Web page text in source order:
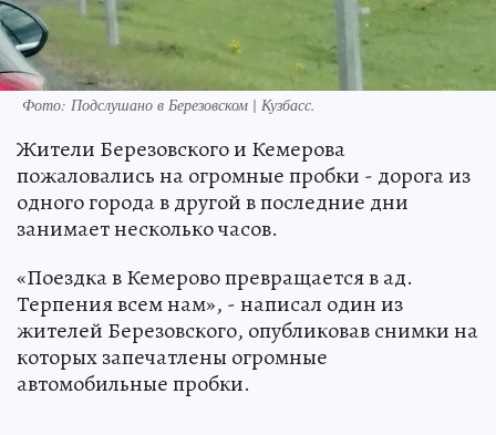
Фото: Подслушано в Березовском | Кузбасс.
Жители Березовского и Кемерова
пожаловались на огромные пробки - дорога из
одного города в другой в последние дни
занимает несколько часов.
«Поездка в Кемерово превращается в ад.
Терпения всем нам», - написал один из
жителей Березовского, опубликовав снимки на
которых запечатлены огромные
автомобильные пробки.